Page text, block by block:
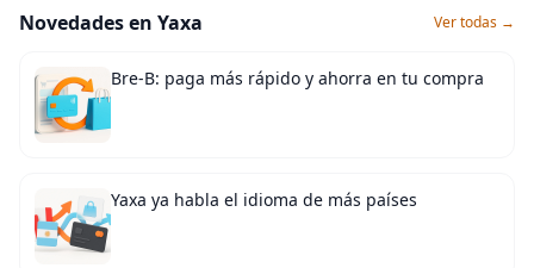
Novedades en Yaxa Ver todas →
Bre-B: paga más rápido y ahorra en tu compra
Yaxa ya habla el idioma de más países